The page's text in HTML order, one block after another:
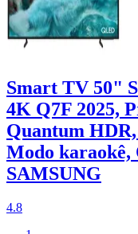
Smart TV 50"
4K Q7F 2025,
Quantum
Modo karaokê,
SAMSUNG
4.8